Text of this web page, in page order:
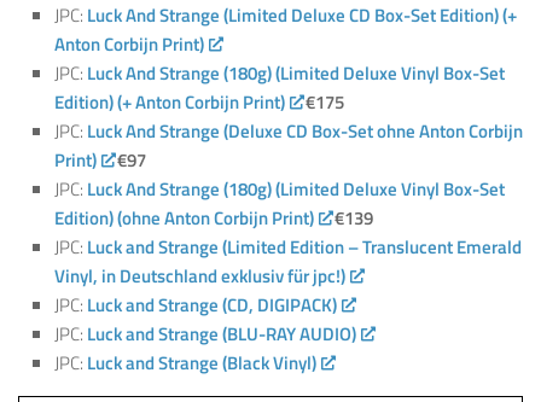
JPC: Luck And Strange (Limited Deluxe CD Box-Set Edition) (+
Anton Corbijn Print)
JPC: Luck And Strange (180g) (Limited Deluxe Vinyl Box-Set
Edition) (+ Anton Corbijn Print)
€175
JPC: Luck And Strange (Deluxe CD Box-Set ohne Anton Corbijn
Print)
€97
JPC: Luck And Strange (180g) (Limited Deluxe Vinyl Box-Set
Edition) (ohne Anton Corbijn Print)
€139
JPC: Luck and Strange (Limited Edition – Translucent Emerald
Vinyl, in Deutschland exklusiv für jpc!)
JPC: Luck and Strange (CD, DIGIPACK)
JPC: Luck and Strange (BLU-RAY AUDIO)
JPC: Luck and Strange (Black Vinyl)